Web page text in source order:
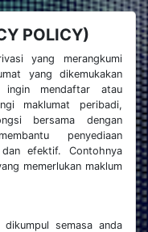
POLICY)
yang merangkumi
yang dikemukakan
ingin mendaftar atau
maklumat peribadi,
bersama dengan
penyediaan
efektif. Contohnya
memerlukan maklum
semasa anda